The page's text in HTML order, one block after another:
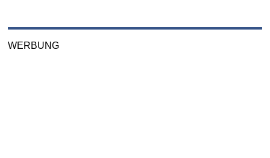
WERBUNG